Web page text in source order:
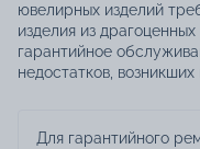
ювелирных изделий
изделия из
гарантийное
недостатков,
Для гарантийного